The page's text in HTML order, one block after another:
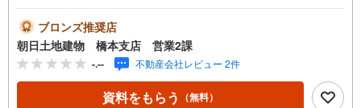
ブロンズ推奨店
朝日土地建物 橋本支店 営業2課
-.-- 不動産会社レビュー 2件
資料をもらう （無料）